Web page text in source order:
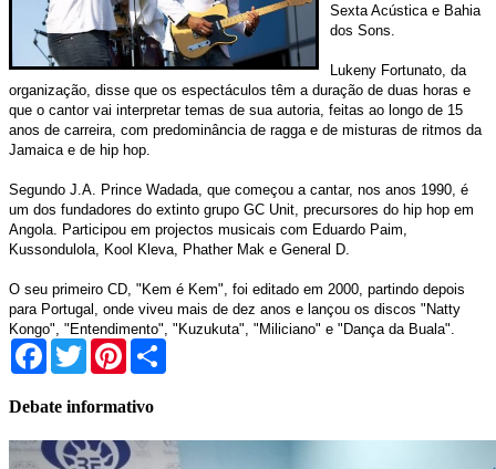
Sexta Acústica e Bahia
dos Sons.
Lukeny Fortunato, da
organização, disse que os espectáculos têm a duração de duas horas e
que o cantor vai interpretar temas de sua autoria, feitas ao longo de 15
anos de carreira, com predominância de ragga e de misturas de ritmos da
Jamaica e de hip hop.
Segundo J.A. Prince Wadada, que começou a cantar, nos anos 1990, é
um dos fundadores do extinto grupo GC Unit, precursores do hip hop em
Angola. Participou em projectos musicais com Eduardo Paim,
Kussondulola, Kool Kleva, Phather Mak e General D.
O seu primeiro CD, "Kem é Kem", foi editado em 2000, partindo depois
para Portugal, onde viveu mais de dez anos e lançou os discos "Natty
Kongo", "Entendimento", "Kuzukuta", "Miliciano" e "Dança da Buala".
Facebook
TwitterPinterest
Debate informativo